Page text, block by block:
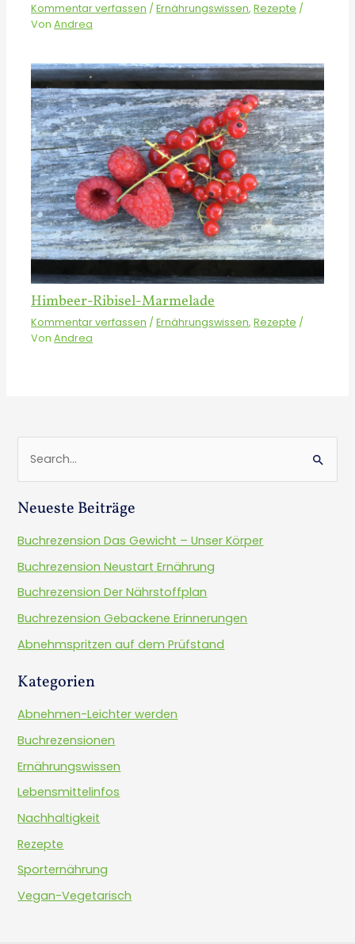
Kommentar verfassen /Ernährungswissen,Rezepte /
VonAndrea
Himbeer-Ribisel-Marmelade
Kommentar verfassen /Ernährungswissen,Rezepte /
VonAndrea
u
c
n
n
a
c
:
Neueste Beiträge
Buchrezension Das Gewicht – Unser Körper
Buchrezension Neustart Ernährung
Buchrezension Der Nährstoffplan
Buchrezension Gebackene Erinnerungen
Abnehmspritzen auf dem Prüfstand
Kategorien
Abnehmen-Leichter werden
Buchrezensionen
Ernährungswissen
Lebensmittelinfos
Nachhaltigkeit
Rezepte
Sporternährung
Vegan-Vegetarisch